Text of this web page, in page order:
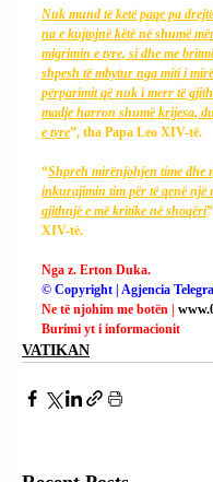
Nuk mund të ketë paqe pa
na e kujtojnë këtë në shumë
migrimin e tyre, si dhe me
shpesh të mbytur nga miti i
përparimit që nuk i merr të
madje harron shumë krijesa,
e tyre”, tha Papa Leo XIV-të.
“Shpreh mirënjohjen time dhe
inkurajimin tim për të qenë një
gjithnjë e më kritike në shoqëri
XIV-të.
Nga z. Erton Duka.
© Copyright | Agjencia
Ne të njohim me botën |
Burimi yt i informacionit
VATIKAN